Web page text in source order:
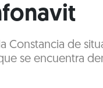
de
se encuentra